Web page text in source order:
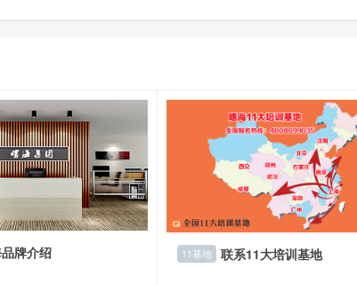
牌介绍 11基地 联系11大培训基地